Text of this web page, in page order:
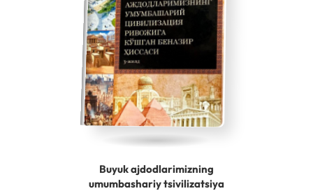
Buyuk ajdodlarimizning
umumbashariy tsivilizatsiya